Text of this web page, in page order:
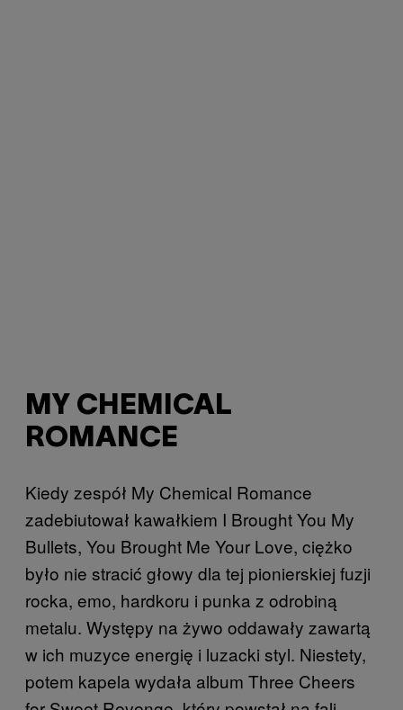
MY CHEMICAL
ROMANCE
Kiedy zespół My Chemical Romance
zadebiutował kawałkiem I Brought You My
Bullets, You Brought Me Your Love, ciężko
było nie stracić głowy dla tej pionierskiej fuzji
rocka, emo, hardkoru i punka z odrobiną
metalu. Występy na żywo oddawały zawartą
w ich muzyce energię i luzacki styl. Niestety,
potem kapela wydała album Three Cheers